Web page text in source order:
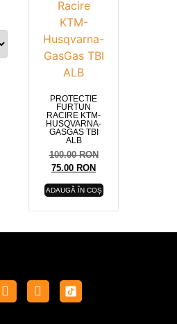
PROTECTIE
FURTUN
RACIRE KTM-
HUSQVARNA-
GASGAS TBI
ALB
100.00RON
75.00 RON
ADAUGĂ ÎN COȘ